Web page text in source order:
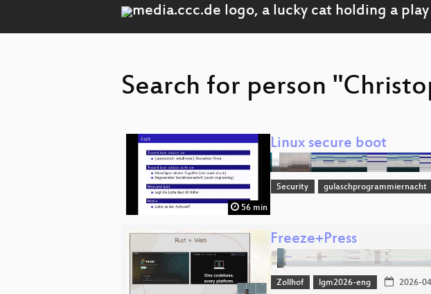
Search for person
56 min
Linux secure boot
Security gulaschprogrammiernacht
Freeze+Press
Zollhof lgm2026-eng 2026-